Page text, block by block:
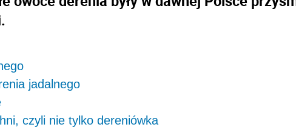
jadalnego
czyli nie tylko dereniówka